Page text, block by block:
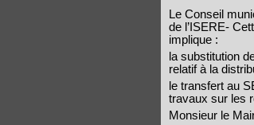
Le Conseil
de l’ISERE-
implique :
la substitution
relatif à la
le transfert au
travaux sur les
Monsieur le